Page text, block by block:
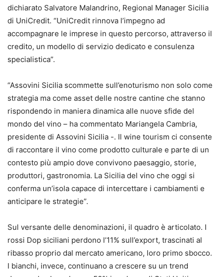
dichiarato Salvatore Malandrino, Regional Manager Sicilia
di UniCredit. “UniCredit rinnova l’impegno ad
accompagnare le imprese in questo percorso, attraverso il
credito, un modello di servizio dedicato e consulenza
specialistica”.
“Assovini Sicilia scommette sull’enoturismo non solo come
strategia ma come asset delle nostre cantine che stanno
rispondendo in maniera dinamica alle nuove sfide del
mondo del vino – ha commentato Mariangela Cambria,
presidente di Assovini Sicilia -. Il wine tourism ci consente
di raccontare il vino come prodotto culturale e parte di un
contesto più ampio dove convivono paesaggio, storie,
produttori, gastronomia. La Sicilia del vino che oggi si
conferma un’isola capace di intercettare i cambiamenti e
anticipare le strategie”.
Sul versante delle denominazioni, il quadro è articolato. I
rossi Dop siciliani perdono l’11% sull’export, trascinati al
ribasso proprio dal mercato americano, loro primo sbocco.
I bianchi, invece, continuano a crescere su un trend